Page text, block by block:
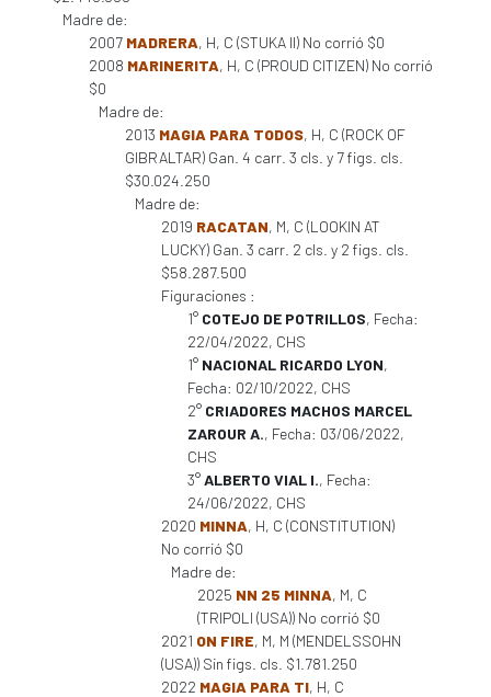
Madre de:
2007 MADRERA, H, C (STUKA II) No corrió $0
2008 MARINERITA, H, C (PROUD CITIZEN) No corrió
$0
Madre de:
2013 MAGIA PARA TODOS, H, C (ROCK OF
GIBRALTAR) Gan. 4 carr. 3 cls. y 7 figs. cls.
$30.024.250
Madre de:
2019 RACATAN, M, C (LOOKIN AT
LUCKY) Gan. 3 carr. 2 cls. y 2 figs. cls.
$58.287.500
Figuraciones :
1° COTEJO DE POTRILLOS, Fecha:
22/04/2022, CHS
1° NACIONAL RICARDO LYON,
Fecha: 02/10/2022, CHS
2° CRIADORES MACHOS MARCEL
ZAROUR A., Fecha: 03/06/2022,
CHS
3°ALBERTO VIAL I., Fecha:
24/06/2022, CHS
2020 MINNA, H, C (CONSTITUTION)
No corrió $0
Madre de:
2025 NN 25 MINNA, M, C
(TRIPOLI (USA)) No corrió $0
2021 ON FIRE, M, M (MENDELSSOHN
(USA)) Sin figs. cls. $1.781.250
2022 MAGIA PARA TI, H, C